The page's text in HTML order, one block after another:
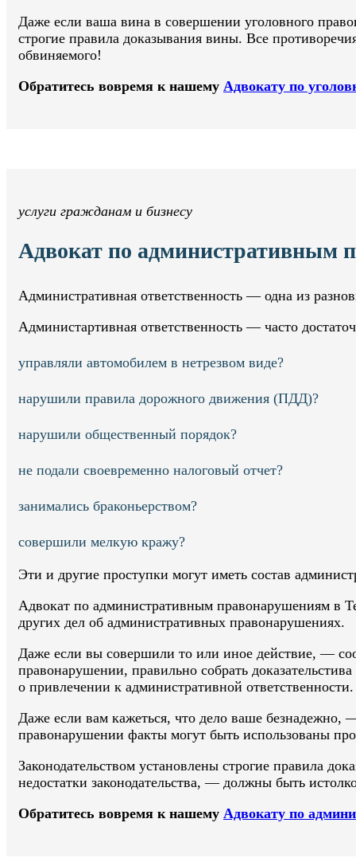
Даже если ваша вина в совершении уголовного
строгие правила доказывания вины. Все
обвиняемого!
Обратитесь вовремя к нашему Адвокату по
услуги гражданам и бизнесу
Адвокат по административным
Административная ответственность — одна из
Администартивная ответственность — часто
управляли автомобилем в нетрезвом виде?
нарушили правила дорожного движения (ПДД)?
нарушили общественный порядок?
не подали своевременно налоговый отчет?
занимались браконьерством?
совершили мелкую кражу?
Эти и другие проступки могут иметь состав
Адвокат по административным правонарушениям в
других дел об административных правонарушениях.
Даже если вы совершили то или иное действие, —
правонарушении, правильно собрать
о привлечении к административной ответственности.
Даже если вам кажеться, что дело ваше безнадежно,
правонарушении факты могут быть использованы
Законодательством установлены строгие правила
недостатки законодательства, — должны быть
Обратитесь вовремя к нашему Адвокату по